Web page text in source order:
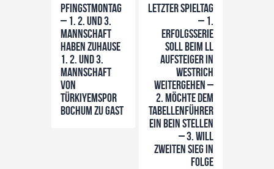
Pfingstmontag
– 1. 2. und 3.
Mannschaft
haben zuhause
1. 2. und 3.
Mannschaft
von
Türkiyemspor
Bochum zu Gast
LETZTER SPIELTAG
– 1.
Erfolgsserie
soll beim LL
Aufsteiger in
Westrich
weitergehen –
2. möchte dem
Tabellenführer
ein Bein stellen
– 3. will
zweiten Sieg in
Folge